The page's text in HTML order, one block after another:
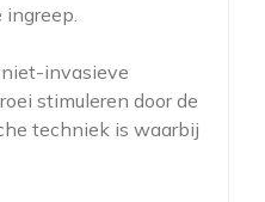
ingreep.
invasieve
stimuleren door de
techniek is waarbij